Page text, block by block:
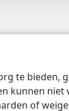
te bieden,
kunnen
of